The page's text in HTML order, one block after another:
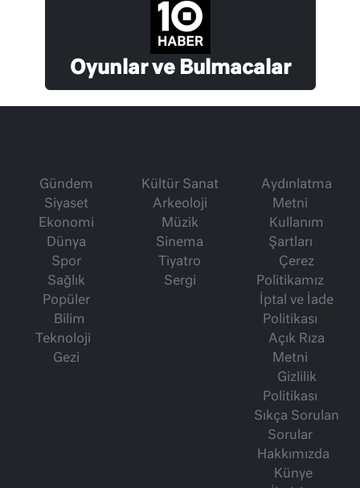
Oyunlar ve Bulmacalar
Gündem
Siyaset
Ekonomi
Dünya
Spor
Sağlık
Popüler
Bilim
Teknoloji
Gezi
Kültür Sanat
Arkeoloji
Müzik
Sinema
Tiyatro
Sergi
Aydınlatma
Metni
Kullanım
Şartları
Çerez
Politikamız
İptal ve İade
Politikası
Açık Rıza
Metni
Gizlilik
Politikası
Sıkça Sorulan
Sorular
Hakkımızda
Künye